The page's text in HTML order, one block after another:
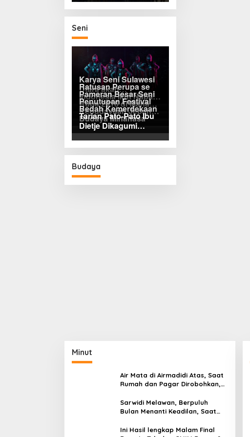
Kepentingan Gelar
Pasar Murah: Tekan
Inflasi yang Masih
Melampaui Sasaran
Nasional
Seni
Karya Seni Sulawesi
Utara akan
Dipamerkan di
London Inggris
Ratusan Perupa se
Indonesia Ikut Napak
Tilas Henk Ngantung
di Tomohon
Pameran Besar Seni
Rupa 2016 di Manado
Dihadiri Ratusan
Perupa Tanah Air
Penutupan Festival
Kebudayaan Jepang
FBS Unima Semarak
Bedah Kemerdekaan
Budaya Minahasa
Tarian Pato-Pato Ibu
Dietje Dikagumi
Mendagri
Budaya
Minut
Air Mata di Airmadidi Atas, Saat
Rumah dan Pagar Dirobohkan,
Sarwidi Melawan, Berpuluh
Bulan Menanti Keadilan, Saat
Harapan Diuji
Ini Hasil lengkap Malam Final